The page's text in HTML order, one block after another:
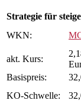
Strategie für
WKN:
akt. Kurs:
Basispreis:
KO-Schwelle: